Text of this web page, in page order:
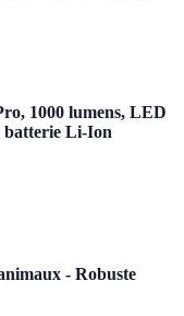
1000 lumens, LED
batterie Li-Ion
- Robuste